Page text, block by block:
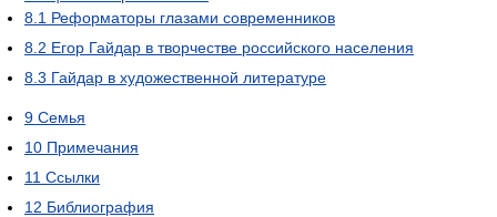
8.1 Реформаторы глазами современников
8.2 Егор Гайдар в творчестве российского населения
8.3 Гайдар в художественной литературе
9 Семья
10 Примечания
11 Ссылки
12 Библиография